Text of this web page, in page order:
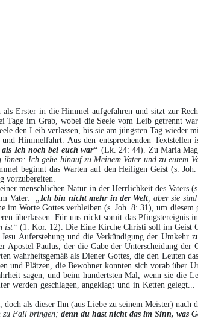
Erster in die Himmel aufgefahren und sitzt zur
im Grab, wobei die Seele vom Leib getrennt
den Leib verlassen, bis sie am jüngsten Tag wieder
Himmelfahrt. Aus den entsprechenden
als Ich noch bei euch war“ (Lk. 24: 44). Zu Maria
Ich gehe hinauf zu Meinem Vater und zu eurem
beginnt das Warten auf den Heiligen Geist (s.
vorzubereiten.
menschlichen Natur in der Herrlichkeit des
Vater:
Ich bin nicht mehr in der Welt, aber sie
im Worte Gottes verbleiben (s. Joh. 8: 31), um
überlassen. Für uns rückt somit das Pfingstereignis
ist“ (1. Kor. 12). Die Eine Kirche Christi soll im Geist
Auferstehung und die Verkündigung der
Apostel Paulus, der die Gabe der Unterscheidung
wahrheitsgemäß als Diener Gottes, die den Leuten
und Plätzen, die Bewohner konnten sich vorab über
sagen, und beim hundertsten Mal, wenn sie die
werden geschlagen, angeklagt und in Ketten
als dieser Ihn (aus Liebe zu seinem Meister)
zu Fall bringen; denn du hast nicht das im Sinn, was